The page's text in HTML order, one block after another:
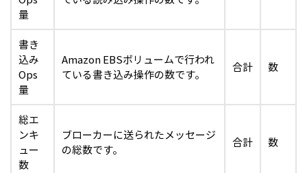
量
書き
込み
Ops
量
Amazon EBSボリュームで行われ
ている書き込み操作の数です。
合計 数
総エ
ンキ
ュー
数
ブローカーに送られたメッセージ
の総数です。
合計 数